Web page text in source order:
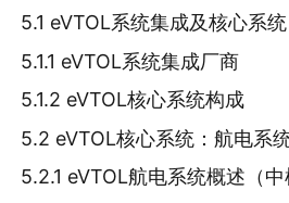
5.1 eVTOL系统集成及核心系统
5.1.1 eVTOL系统集成厂商
5.1.2 eVTOL核心系统构成
5.2 eVTOL核心系统：航电系
5.2.1 eVTOL航电系统概述（中